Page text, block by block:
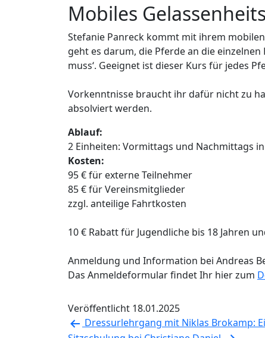
Mobiles
Stefanie Panreck kommt mit ihrem
geht es darum, die Pferde an die
muss‘. Geeignet ist dieser Kurs für jedes
Vorkenntnisse braucht ihr dafür nicht zu
absolviert werden.
Ablauf:
2 Einheiten: Vormittags und Nachmittags
Kosten:
95 € für externe Teilnehmer
85 € für Vereinsmitglieder
zzgl. anteilige Fahrtkosten
10 € Rabatt für Jugendliche bis 18 Jahren
Anmeldung und Information bei Andreas
Das Anmeldeformular findet Ihr hier zum
Veröffentlicht 18.01.2025
Beitragsnavigation
Dressurlehrgang mit Niklas Brokamp: